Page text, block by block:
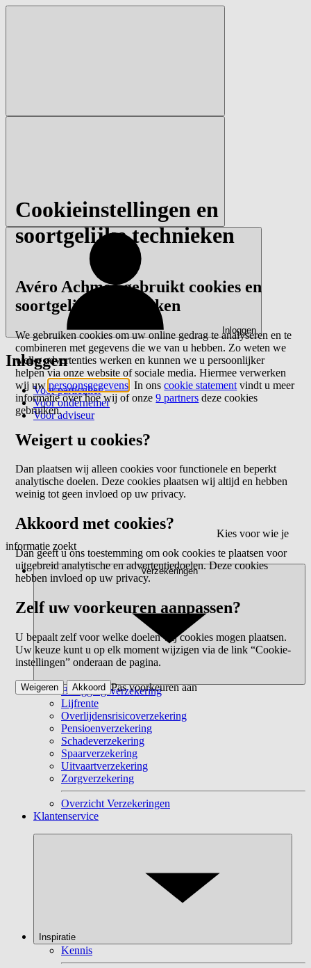
Inloggen
Inloggen
Voor particulier
Voor ondernemer
Voor adviseur
Kies voor wie je
informatie zoekt
Verzekeringen
Beleggingsverzekering
Lijfrente
Overlijdensrisicoverzekering
Pensioenverzekering
Schadeverzekering
Spaarverzekering
Uitvaartverzekering
Zorgverzekering
Overzicht Verzekeringen
Klantenservice
Inspiratie
Kennis
Cookieinstellingen en
soortgelijke technieken
Avéro Achmea gebruikt cookies en
soortgelijke technieken
We gebruiken cookies om uw online gedrag te analyseren en te
combineren met gegevens die we van u hebben. Zo weten we
welke advertenties werken en kunnen we u persoonlijker
helpen via onze website of sociale media. Hiermee verwerken
wij uwpersoonsgegevens . In onscookie statement vindt u meer
informatie over hoe wij of onze9 partners deze cookies
gebruiken.
Weigert u cookies?
Dan plaatsen wij alleen cookies voor functionele en beperkt
analytische doelen. Deze cookies plaatsen wij altijd en hebben
weinig tot geen invloed op uw privacy.
Akkoord met cookies?
Dan geeft u ons toestemming om ook cookies te plaatsen voor
uitgebreid analytische en advertentiedoelen. Deze cookies
hebben invloed op uw privacy.
Zelf uw voorkeuren aanpassen?
U bepaalt zelf voor welke doelen wij cookies mogen plaatsen.
Uw keuze kunt u op elk moment wijzigen via de link “Cookie-
instellingen” onderaan de pagina.
Pas voorkeuren aan
Weigeren Akkoord